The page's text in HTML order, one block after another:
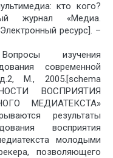
кто кого?
журнал «Медиа.
ресурс]. –
изучения
современной
М., 2005.[schema
ВОСПРИЯТИЯ
МЕДИАТЕКСТА»
результаты
восприятия
молодыми
позволяющего